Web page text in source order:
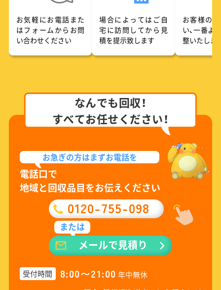
お気軽にお電話また
はフォームからお問
い合わせください
場合によってはご自
宅に訪問してから見
積を提示致します
お客様の
い、一番よ
整いたしま
なんでも回収！
すべてお任せください！
お急ぎの方はまずお電話を
電話口で
地域と回収品目をお伝えください
0120-755-098
または
メールで見積り
受付時間 8:00〜21:00 年中無休